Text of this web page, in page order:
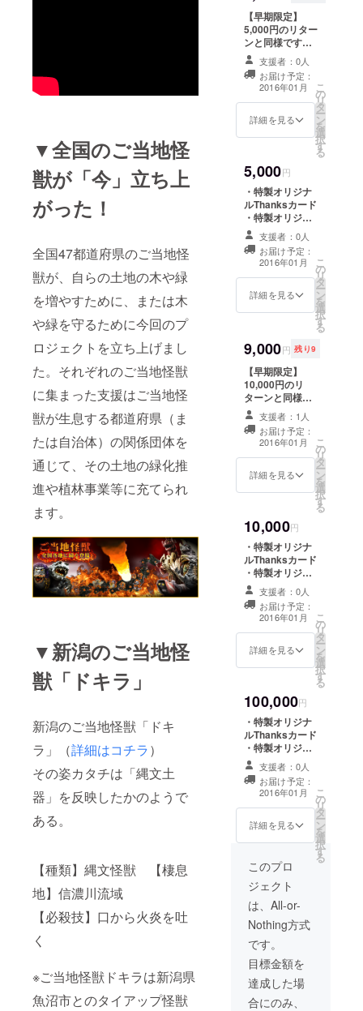
▼全国のご当地怪
獣が「今」立ち上
がった！
全国47都道府県のご当地怪
獣が、自らの土地の木や緑
を増やすために、または木
や緑を守るために今回のプ
ロジェクトを立ち上げまし
た。それぞれのご当地怪獣
に集まった支援はご当地怪
獣が生息する都道府県（ま
たは自治体）の関係団体を
通じて、その土地の緑化推
進や植林事業等に充てられ
ます。
▼新潟のご当地怪
獣「ドキラ」
新潟のご当地怪獣「ドキ
ラ」（詳細はコチラ）
その姿カタチは「縄文土
器」を反映したかのようで
ある。
【種類】縄文怪獣 【棲息
地】信濃川流域
【必殺技】口から火炎を吐
く
※ご当地怪獣ドキラは新潟県
魚沼市とのタイアップ怪獣
【早期限定】
5,000円のリター
ンと同様です。
・特製オリジナ
ルThanksカード
・特製オリジナ
ルＴシャツ
支援者：0人
お届け予定：
2016年01月
詳細を見る
こ
の
リ
タ
ー
ン
を
選
択
す
る
5,000円
・特製オリジナ
ルThanksカード
・特製オリジナ
ルＴシャツ
支援者：0人
お届け予定：
2016年01月
詳細を見る
こ
の
リ
タ
ー
ン
を
選
択
す
る
9,000円 残り9
【早期限定】
10,000円のリ
ターンと同様で
す。 ・特製オリ
ジナルThanks
カード ・特製オ
リジナルカン
バッジ ・特製怪
獣図鑑（全ライ
支援者：1人
お届け予定：
2016年01月
詳細を見る
こ
の
リ
タ
ー
ン
を
選
択
す
る
10,000円
・特製オリジナ
ルThanksカード
・特製オリジナ
ルカンバッジ ・
特製怪獣図鑑
（全ラインナッ
プ）
支援者：0人
お届け予定：
2016年01月
詳細を見る
こ
の
リ
タ
ー
ン
を
選
択
す
る
100,000円
・特製オリジナ
ルThanksカード
・特製オリジナ
ルカンバッジ ・
特製オリジナル
Ｔシャツ ・特製
怪獣図鑑（全ラ
インナップ） ・
ご当地怪獣ドキ
支援者：0人
お届け予定：
2016年01月
詳細を見る
こ
の
リ
タ
ー
ン
を
選
択
す
る
このプロ
ジェクト
は、All-or-
Nothing方式
です。
目標金額を
達成した場
合にのみ、